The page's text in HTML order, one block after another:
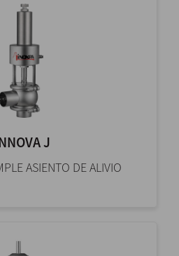
J
ASIENTO DE ALIVIO